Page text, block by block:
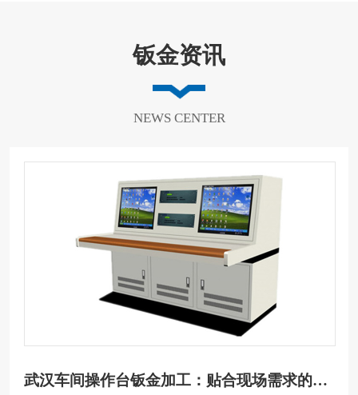
钣金资讯
NEWS CENTER
武汉车间操作台钣金加工：贴合现场需求的实用设计思路